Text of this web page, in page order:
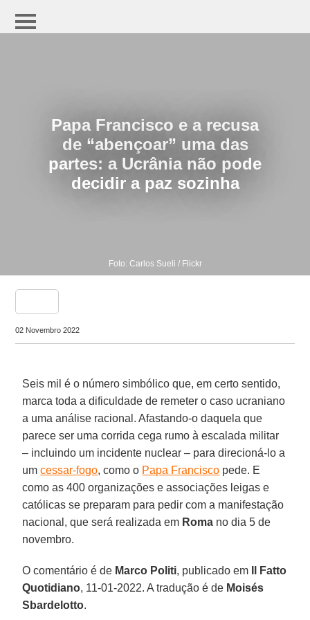
Papa Francisco e a recusa
de “abençoar” uma das
partes: a Ucrânia não pode
decidir a paz sozinha
Foto: Carlos Sueli / Flickr
02 Novembro 2022
Seis mil é o número simbólico que, em certo sentido,
marca toda a dificuldade de remeter o caso ucraniano
a uma análise racional. Afastando-o daquela que
parece ser uma corrida cega rumo à escalada militar
– incluindo um incidente nuclear – para direcioná-lo a
umcessar-fogo, como o Papa Francisco pede. E
como as 400 organizações e associações leigas e
católicas se preparam para pedir com a manifestação
nacional, que será realizada em Roma no dia 5 de
novembro.
O comentário é de Marco Politi, publicado em
Il Fatto
Quotidiano, 11-01-2022. A tradução é de Moisés
Sbardelotto.